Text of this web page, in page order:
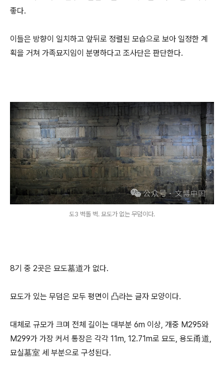
좋다.
이들은 방향이 일치하고 앞뒤로 정렬된 모습으로 보아 일정한 계
획을 거쳐 가족묘지임이 분명하다고 조사단은 판단한다.
도3 벽돌 벽. 묘도가 없는 무덤이다.
8기 중 2곳은 묘도墓道가 없다.
묘도가 있는 무덤은 모두 평면이 凸라는 글자 모양이다.
대체로 규모가 크며 전체 길이는 대부분 6m 이상, 개중 M295와
M299가 가장 커서 통장은 각각 11m, 12.71m로 묘도, 용도甬道,
묘실墓室 세 부분으로 구성된다.